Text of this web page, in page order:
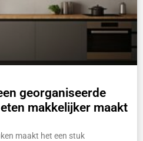
georganiseerde
makkelijker maakt
maakt het een stuk